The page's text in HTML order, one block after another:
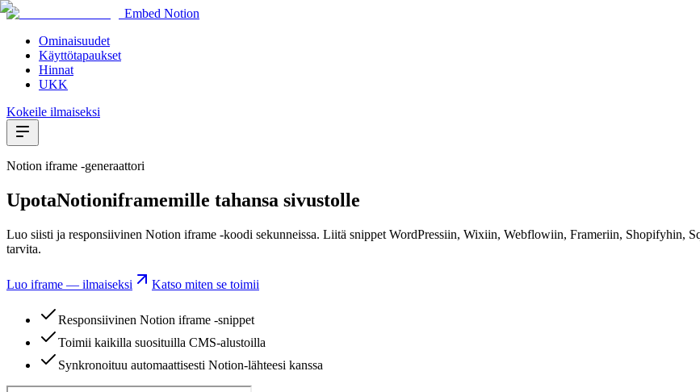
Embed Notion
Ominaisuudet
Käyttötapaukset
Hinnat
UKK
Kokeile ilmaiseksi
Notion iframe -generaattori
UpotaNotioniframemille tahansa sivustolle
Luo siisti ja responsiivinen Notion iframe -koodi sekunneissa. Liitä snippet WordPressiin, Wixiin, Webflowiin, Frameriin, Shopifyhin,
tarvita.
Luo iframe — ilmaiseksi Katso miten se toimii
Responsiivinen Notion iframe -snippet
Toimii kaikilla suosituilla CMS-alustoilla
Synkronoituu automaattisesti Notion-lähteesi kanssa